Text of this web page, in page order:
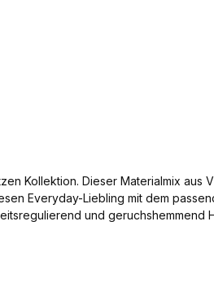
Kollektion. Dieser Materialmix
Everyday-Liebling mit dem